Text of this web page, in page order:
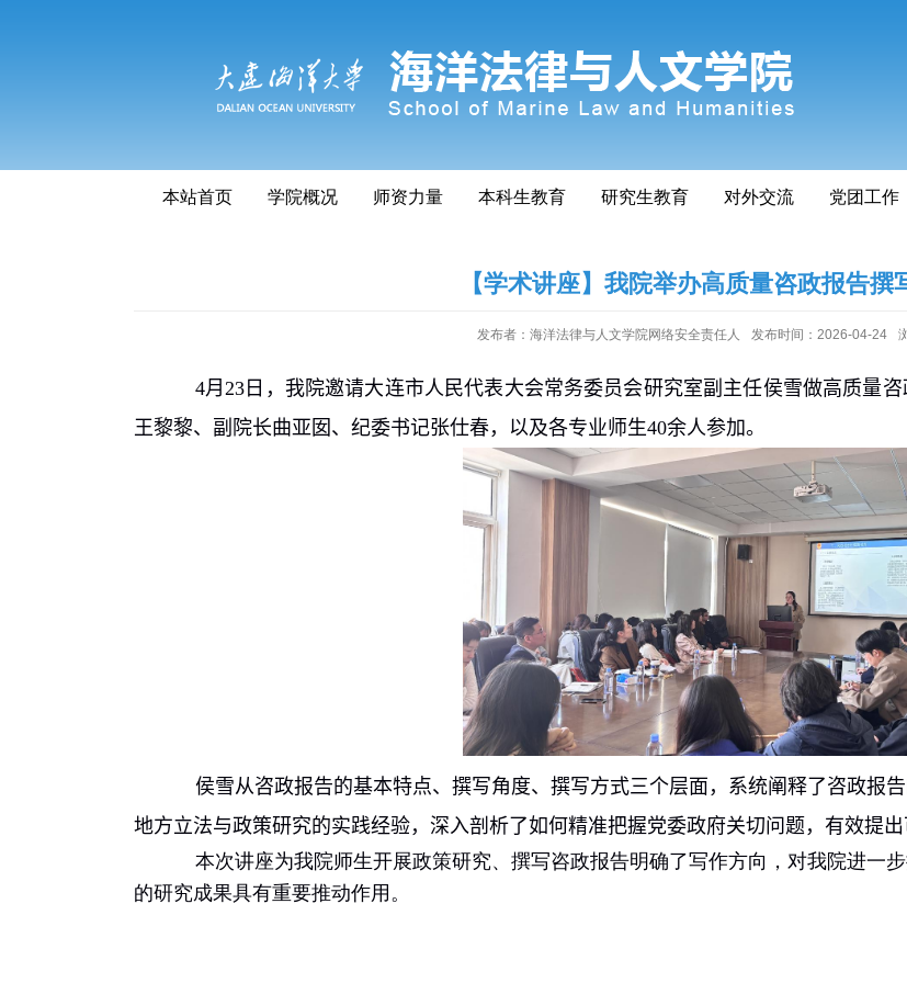
本站首页 学院概况 师资力量 本科生教育 研究生教育 对外交流 党团工作
【学术讲座】我院举办高质量咨政报告撰
发布者：海洋法律与人文学院网络安全责任人 发布时间：2026-04-24
4月23 日，我院邀请大连市人民代表大会常务委员会研究室副主任侯雪做高质量
王黎黎、副院长曲亚囡、纪委书记张仕春，以及各专业师生40余人参加。
侯雪从咨政报告的基本特点、撰写角度、撰写方式三个层面，系统阐释了咨政报
地方立法与政策研究的实践经验，深入剖析了如何精准把握党委政府关切问题，有效提出
本次讲座为我院师生开展政策研究、撰写咨政报告明确了写作方向，对我院进一
的研究成果具有重要推动作用。